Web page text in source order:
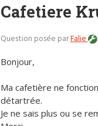
Cafetiere
Question posée parFalie
Bonjour,
Ma cafetière ne
détartrée.
Je ne sais plus ou se